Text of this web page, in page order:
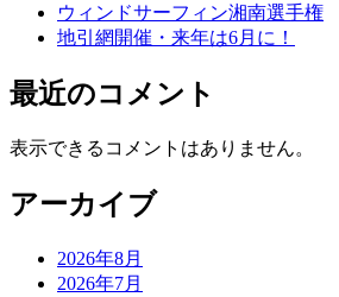
ウィンドサーフィン湘南選手権
地引網開催・来年は6月に！
最近のコメント
表示できるコメントはありません。
アーカイブ
2026年8月
2026年7月